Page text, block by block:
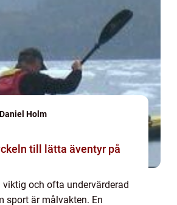
Daniel Holm
viktig och ofta undervärderad
sport är målvakten. En